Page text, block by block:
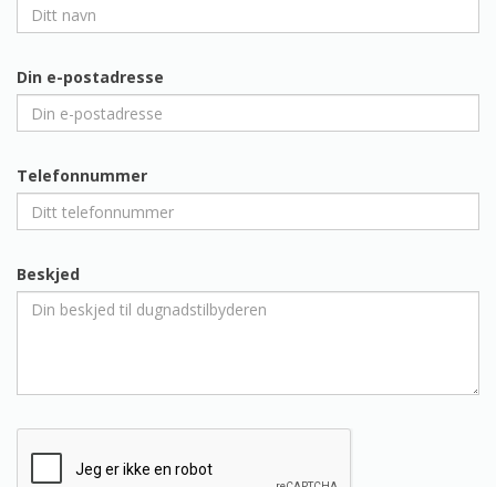
Din e-postadresse
Telefonnummer
Beskjed